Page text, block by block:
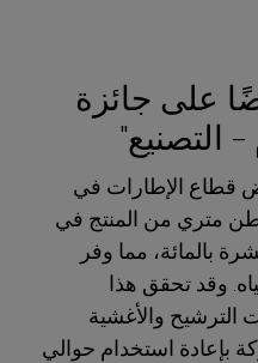
على جائزة
– التصنيع"
2020 و2025، خفض قطاع الإطارات في
طن متري من المنتج في
بالمائة، مما وفر
المياه. وقد تحقق هذا
الترشيح والأغشية
بإعادة استخدام حوالي